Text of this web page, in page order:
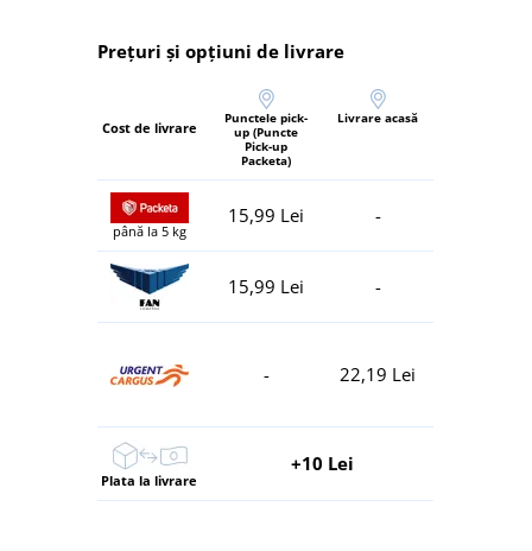
Prețuri și opțiuni de livrare
Cost de livrare
Punctele pick-
up (Puncte
Pick-up
Packeta)
Livrare acasă
până la 5 kg
15,99 Lei -
15,99 Lei -
- 22,19 Lei
Plata la livrare
+10 Lei